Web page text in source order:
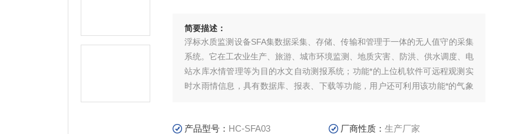
简要描述：
浮标水质监测设备SFA集数据采集、存储、传输和管理于一体的无人值守的采集
系统。它在工农业生产、旅游、城市环境监测、地质灾害、防洪、供水调度、电
站水库水情管理等为目的水文自动测报系统；功能*的上位机软件可远程观测实
时水雨情信息，具有数据库、报表、下载等功能，用户还可利用该功能*的气象
产品型号： HC-SFA03 厂商性质：生产厂家